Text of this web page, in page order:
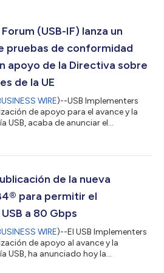
(USB-IF) lanza un
pruebas de conformidad
apoyo de la Directiva sobre
de la UE
WIRE)--USB Implementers
de apoyo para el avance y la
USB, acaba de anunciar el
fabricantes de equipos originales
Directiva sobre cargadores
(UE), qu...
de la nueva
para permitir el
a 80 Gbps
WIRE)--El USB Implementers
de apoyo al avance y la
USB, ha anunciado hoy la